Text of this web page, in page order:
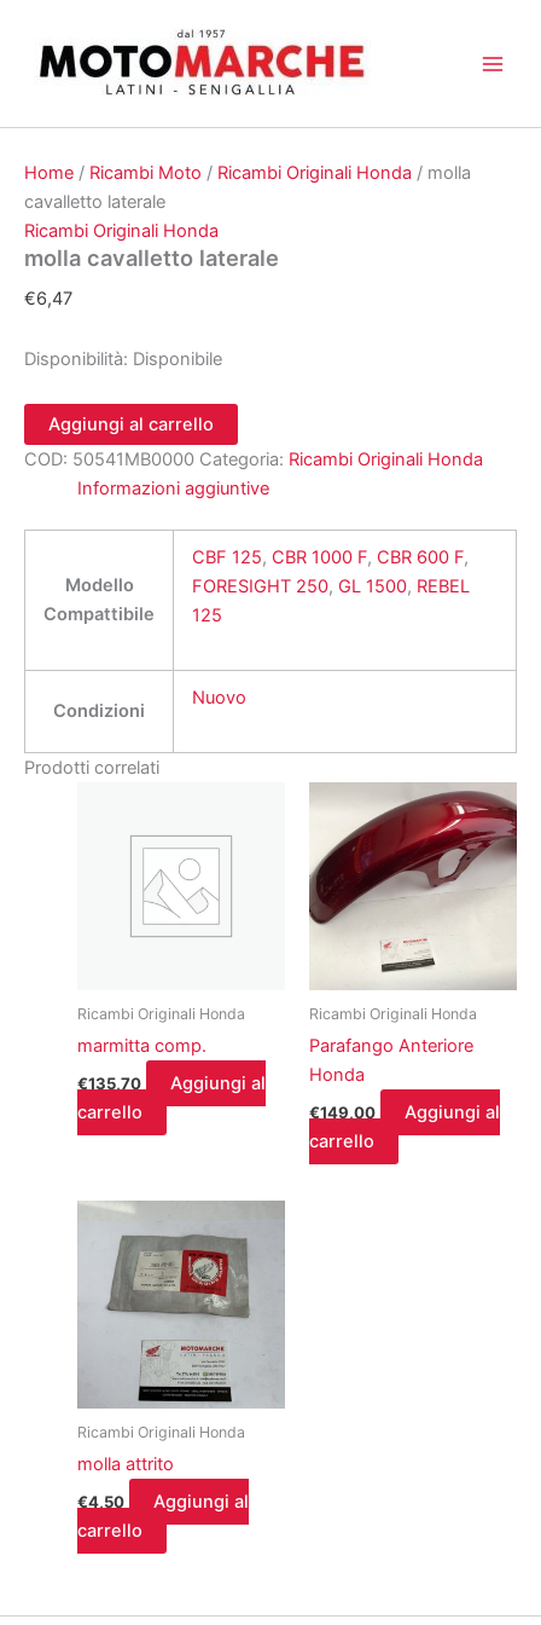
contenuto
Home / Ricambi Moto / Ricambi Originali Honda / molla
cavalletto laterale
Ricambi Originali Honda
molla cavalletto laterale
€6,47
Disponibilità: Disponibile
molla
cavalletto
laterale
quantità
Aggiungi al carrello
COD: 50541MB0000 Categoria: Ricambi Originali Honda
Informazioni aggiuntive
Modello
Compattibile
CBF 125, CBR 1000 F, CBR 600 F,
FORESIGHT 250, GL 1500, REBEL
125
Condizioni
Nuovo
Prodotti correlati
Ricambi Originali Honda
marmitta comp.
€135,70
Aggiungi al
carrello
Ricambi Originali Honda
Parafango Anteriore
Honda
€149,00
Aggiungi al
carrello
Ricambi Originali Honda
molla attrito
€4,50
Aggiungi al
carrello